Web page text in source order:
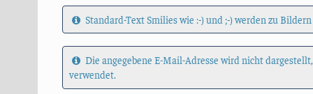
Standard-Text Smilies wie :-) und ;-) werden zu
Die angegebene E-Mail-Adresse wird nicht
verwendet.